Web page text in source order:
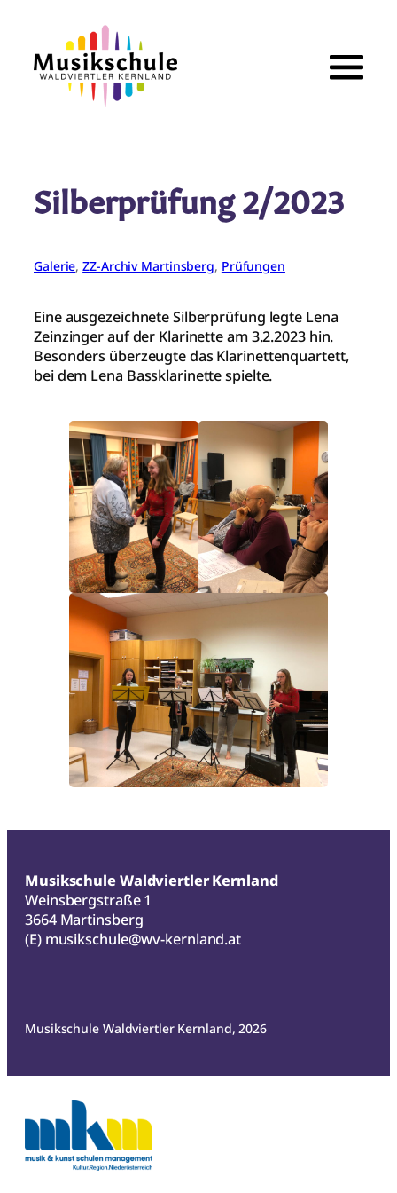
springen
Silberprüfung 2/2023
Galerie, ZZ-Archiv Martinsberg, Prüfungen
Eine ausgezeichnete Silberprüfung legte Lena
Zeinzinger auf der Klarinette am 3.2.2023 hin.
Besonders überzeugte das Klarinettenquartett,
bei dem Lena Bassklarinette spielte.
Musikschule Waldviertler Kernland
Weinsbergstraße 1
3664 Martinsberg
(E) musikschule@wv-kernland.at
Musikschule Waldviertler Kernland, 2026